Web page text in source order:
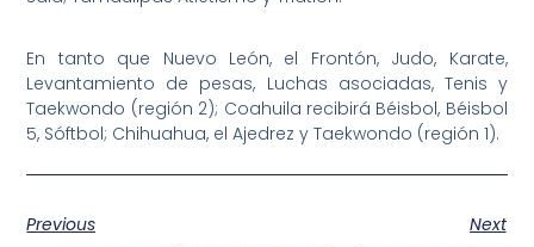
En tanto que Nuevo León, el Frontón, Judo, Karate,
Levantamiento de pesas, Luchas asociadas, Tenis y
Taekwondo (región 2); Coahuila recibirá Béisbol, Béisbol
5, Sóftbol; Chihuahua, el Ajedrez y Taekwondo (región 1).
Previous Next